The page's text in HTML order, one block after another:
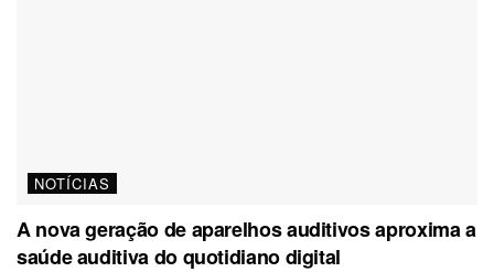
NOTÍCIAS
A nova geração de aparelhos auditivos aproxima a
saúde auditiva do quotidiano digital